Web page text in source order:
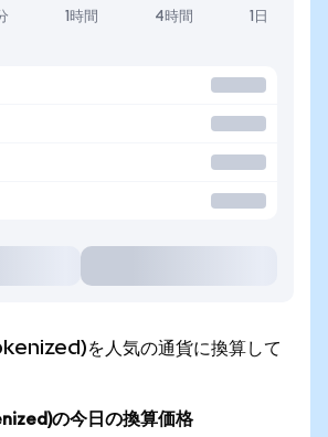
1時間 4時間 1日
を人気の通貨に換算して
の今日の換算価格